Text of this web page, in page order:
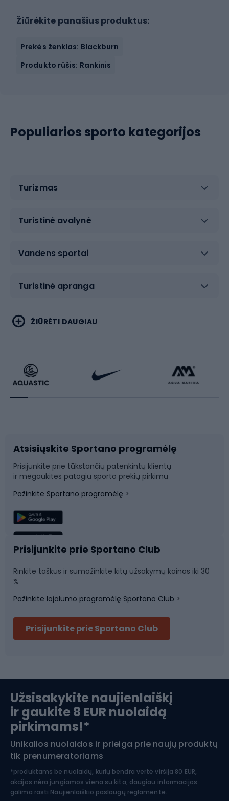
Žiūrėkite panašius produktus:
Prekės ženklas: Blackburn
Produkto rūšis: Rankinis
Populiarios sporto kategorijos
Turizmas
Turistinė avalynė
Vandens sportai
Turistinė apranga
Bėgimas
Dviratininkų apranga
Dviračių dalys
Laipiojimas
Žvejyba
Sportinė medicina
Koviniai sportai
Rakečių sportas
Rogutės ir čiuožynės
Snieglenčių sportas
Plaukimas
Komandinis sportas
Slidinėjimas
Apranga žiemos sportui
Šiaurietiškas ėjimas
ŽIŪRĖTI DAUGIAU
Atsisiųskite Sportano programėlę
Prisijunkite prie tūkstančių patenkintų klientų
ir mėgaukitės patogiu sporto prekių pirkimu
Pažinkite Sportano programėlę >
Prisijunkite prie Sportano Club
Rinkite taškus ir sumažinkite kitų užsakymų kainas iki 30
%
Pažinkite lojalumo programėlę Sportano Club >
Prisijunkite prie Sportano Club
Užsisakykite naujienlaiškį
ir gaukite 8 EUR nuolaidą
pirkimams!*
Unikalios nuolaidos ir prieiga prie naujų produktų
tik prenumeratoriams
*produktams be nuolaidų, kurių bendra vertė viršija 80 EUR,
akcijos nėra jungiamos viena su kita, daugiau informacijos
galima rasti Naujienlaiškio paslaugų reglamente.